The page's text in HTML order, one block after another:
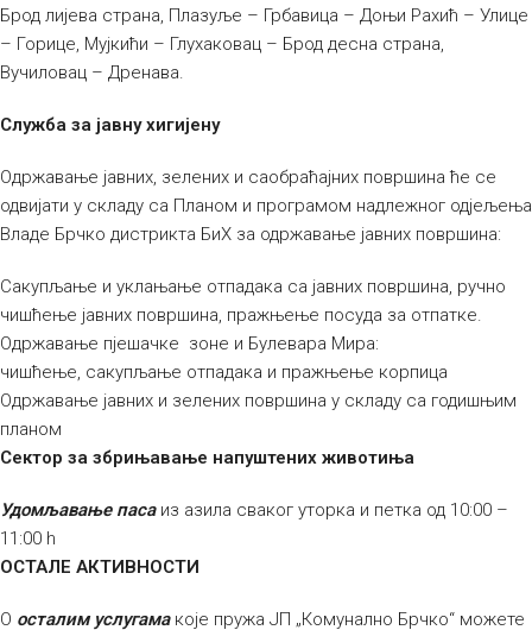
Брод лијева страна, Плазуље – Грбавица – Доњи Рахић – Улице
– Горице, Мујкићи – Глухаковац – Брод десна страна,
Вучиловац – Дренава.
Служба за јавну хигијену
Одржавање јавних, зелених и саобраћајних површина ће се
одвијати у складу са Планом и програмом надлежног одјељења
Владе Брчко дистрикта БиХ за одржавање јавних површина:
Сакупљање и уклањање отпадака са јавних површина, ручно
чишћење јавних површина, пражњење посуда за отпатке.
Одржавање пјешачке зоне и Булевара Мира:
чишћење, сакупљање отпадака и пражњење корпица
Одржавање јавних и зелених површина у складу са годишњим
планом
Сектор за збрињавање напуштених животиња
Удомљавање пасаиз азила сваког уторка и петка од 10:00 –
11:00 h
ОСТАЛЕ АКТИВНОСТИ
О осталим услугамакоје пружа ЈП „Комунално Брчко“ можете